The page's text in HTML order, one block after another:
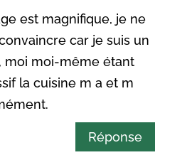
est magnifique, je ne
car je suis un
moi moi-même étant
la cuisine m a et m
Réponse